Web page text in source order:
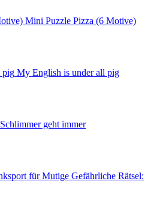
Mini Puzzle Pizza (6 Motive)
My English is under all pig
Schlimmer geht immer
Gefährliche Rätsel: